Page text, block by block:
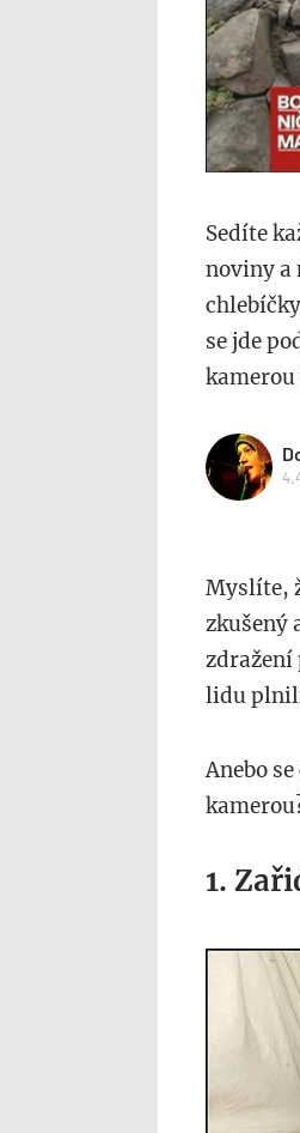
Sedíte
noviny a
se jde
kamerou
Myslíte,
zkušený
zdražení
lidu
Anebo
1.